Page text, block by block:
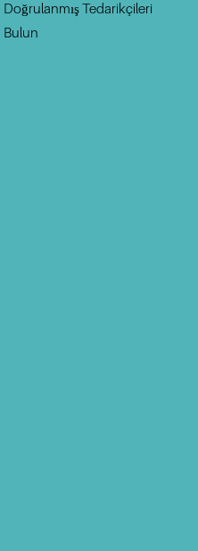
Doğrulanmış Tedarikçileri
Bulun